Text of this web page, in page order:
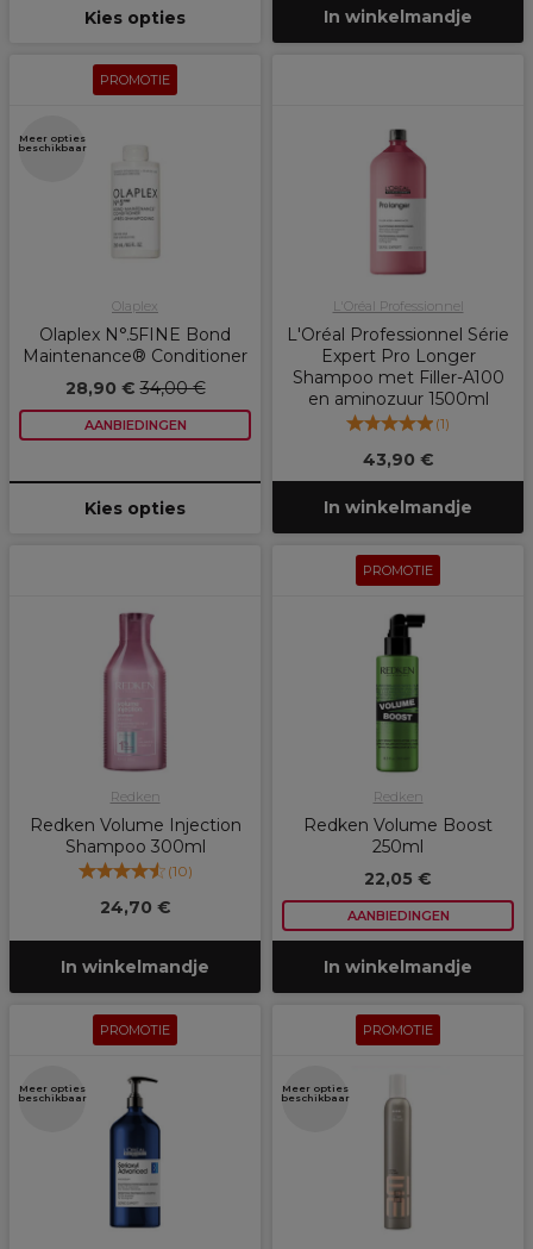
Kies opties In winkelmandje
PROMOTIE
Meer opties
beschikbaar
Olaplex
Olaplex N°.5FINE Bond
Maintenance® Conditioner
28,90 €34,00 €
AANBIEDINGEN
Kies opties
L'Oréal Professionnel
L'Oréal Professionnel Série
Expert Pro Longer
Shampoo met Filler-A100
en aminozuur 1500ml
(1)
43,90 €
In winkelmandje
Redken
Redken Volume Injection
Shampoo 300ml
(10)
24,70 €
In winkelmandje
PROMOTIE
Redken
Redken Volume Boost
250ml
22,05 €
AANBIEDINGEN
In winkelmandje
PROMOTIE
Meer opties
beschikbaar
PROMOTIE
Meer opties
beschikbaar